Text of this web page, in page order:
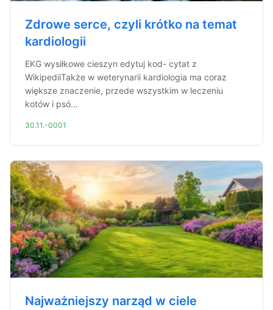
Zdrowe serce, czyli krótko na temat
kardiologii
EKG wysiłkowe cieszyn edytuj kod- cytat z
WikipediiTakże w weterynarii kardiologia ma coraz
większe znaczenie, przede wszystkim w leczeniu
kotów i psó...
30.11.-0001
Najważniejszy narząd w ciele